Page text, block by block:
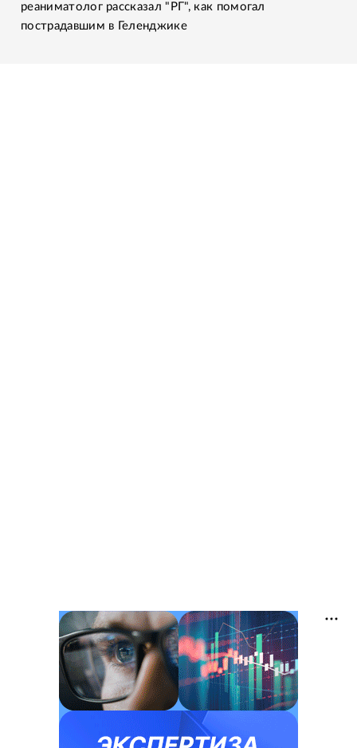
реаниматолог рассказал "РГ", как помогал
пострадавшим в Геленджике